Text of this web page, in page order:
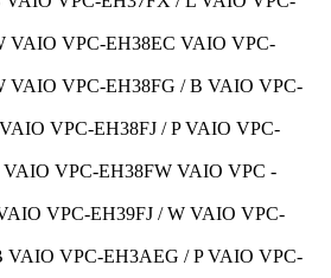
VAIO VPC-EH38EC VAIO VPC-
VAIO VPC-EH38FG / B VAIO VPC-
VPC-EH38FJ / P VAIO VPC-
VPC-EH38FW VAIO VPC -
VPC-EH39FJ / W VAIO VPC-
VPC-EH3AEG / P VAIO VPC-